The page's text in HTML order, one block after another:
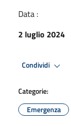
Data :
2 luglio 2024
Condividi
Categorie:
Emergenza